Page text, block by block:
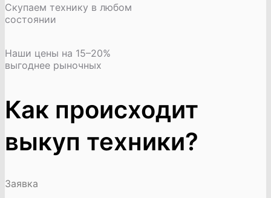
Скупаем технику в любом
состоянии
Наши цены на 15–20%
выгоднее рыночных
Как происходит
выкуп техники?
Заявка